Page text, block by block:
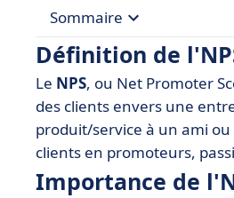
Sommaire
• Définition de l'NPS
• Importance de l'NPS
• Comment mesurer
• Interprétation des
• Cas d'utilisation de
Définition de
Le NPS, ou Net Promoter
des clients envers une
produit/service à un ami
clients en promoteurs,
Importance de